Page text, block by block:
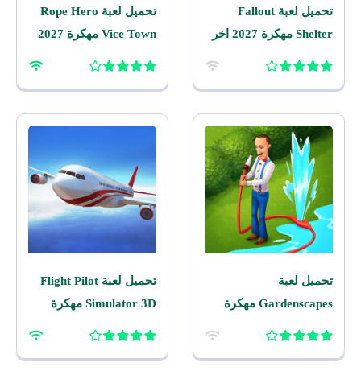
تحميل لعبة Fallout
Shelter مهكرة 2027 اخر
تحميل لعبة Rope Hero
Vice Town مهكرة 2027
تحميل لعبة
Gardenscapes مهكرة
تحميل لعبة Flight Pilot
Simulator 3D مهكرة